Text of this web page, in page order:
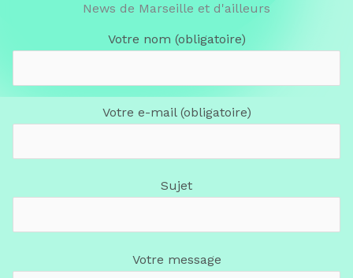
News de Marseille et d'ailleurs
Votre nom (obligatoire)
Votre e-mail (obligatoire)
Sujet
Votre message